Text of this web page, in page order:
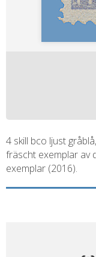
4 skill bco ljust
fräscht exemplar av
exemplar (2016).